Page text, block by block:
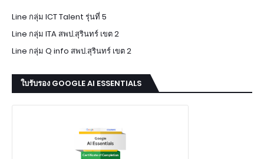
Line กลุ่ม ICT Talent รุ่นที่ 5
Line กลุ่ม ITA สพป.สุรินทร์ เขต 2
Line กลุ่ม Q info สพป.สุรินทร์ เขต 2
ใบรับรอง GOOGLE AI ESSENTIALS